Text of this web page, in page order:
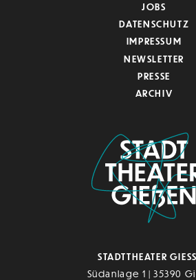
JOBS
DATENSCHUTZ
IMPRESSUM
NEWSLETTER
PRESSE
ARCHIV
STADTTHEATER
Südanlage 1 | 35390